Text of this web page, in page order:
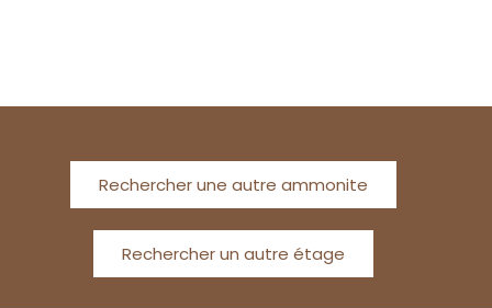
Rechercher une autre ammonite
Rechercher un autre étage